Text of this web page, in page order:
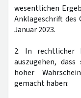
wesentlichen
Anklageschrift des
Januar 2023.
2. In rechtlicher
auszugehen,
hoher
gemacht haben: